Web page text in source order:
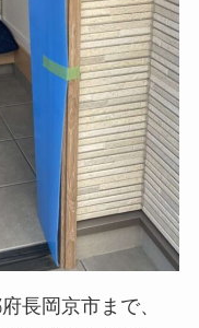
長岡京市まで、